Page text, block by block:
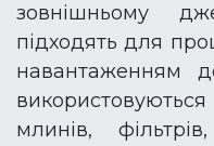
зовнішньому
підходять для
навантаженням
млинів,